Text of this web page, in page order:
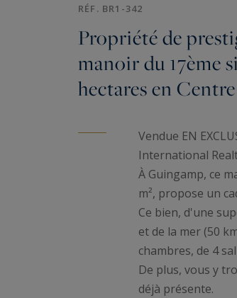
RÉF. BR1-342
Propriété de
manoir du 17ème
hectares en
Vendue EN
International
À Guingamp, ce
m², propose un
Ce bien, d'une
et de la mer (50
chambres, de 4
De plus, vous y
déjà présente.